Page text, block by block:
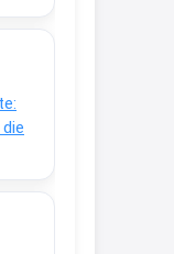
...
/